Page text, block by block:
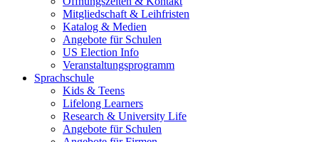
Mitgliedschaft & Leihfristen
Katalog & Medien
Angebote für Schulen
US Election Info
Veranstaltungsprogramm
Sprachschule
Kids & Teens
Lifelong Learners
Research & University Life
Angebote für Schulen